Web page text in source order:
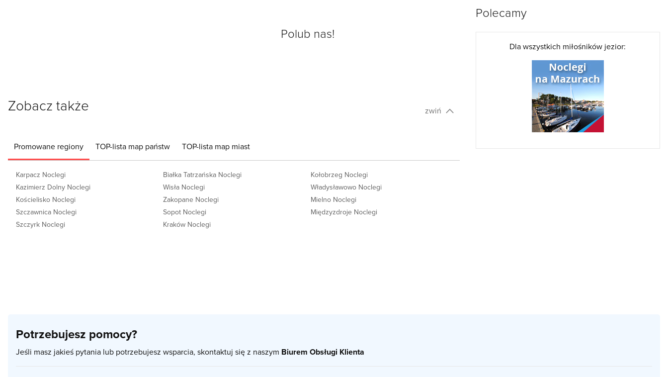
Polub nas!
Zobacz także zwiń
Promowane regiony TOP-lista map państw TOP-lista map miast
Karpacz Noclegi
Kazimierz Dolny Noclegi
Kościelisko Noclegi
Szczawnica Noclegi
Szczyrk Noclegi
Białka Tatrzańska Noclegi
Wisła Noclegi
Zakopane Noclegi
Sopot Noclegi
Kraków Noclegi
Kołobrzeg Noclegi
Władysławowo Noclegi
Mielno Noclegi
Międzyzdroje Noclegi
Polecamy
Dla wszystkich miłośników jezior:
Potrzebujesz pomocy?
Jeśli masz jakieś pytania lub potrzebujesz wsparcia, skontaktuj się z naszym Biurem Obsługi Klienta